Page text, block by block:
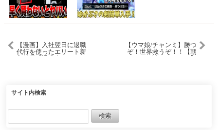
【漫画】入社翌日に退職
代行を使ったエリート新
【ウマ娘/チャンミ】勝つ
ぞ！世界救うぞ！！【朝
サイト内検索